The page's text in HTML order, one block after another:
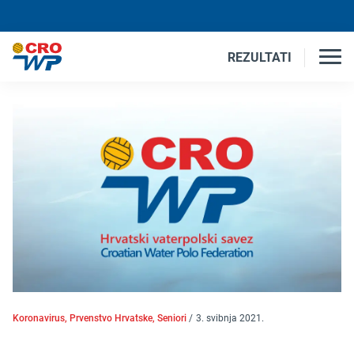
REZULTATI
Koronavirus, Prvenstvo Hrvatske, Seniori / 3. svibnja 2021.